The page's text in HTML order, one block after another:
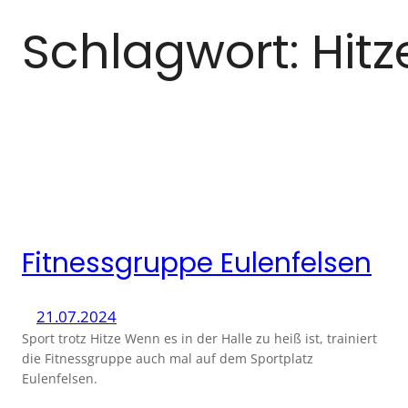
Schlagwort:
Fitnessgruppe Eulenfelsen
21.07.2024
Sport trotz Hitze Wenn es in der Halle zu heiß ist, trainiert
die Fitnessgruppe auch mal auf dem Sportplatz
Eulenfelsen.